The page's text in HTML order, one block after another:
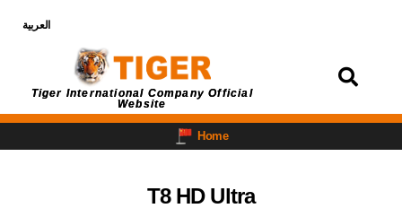
العربية
Tiger International Company Official
Website
Home
T8 HD Ultra